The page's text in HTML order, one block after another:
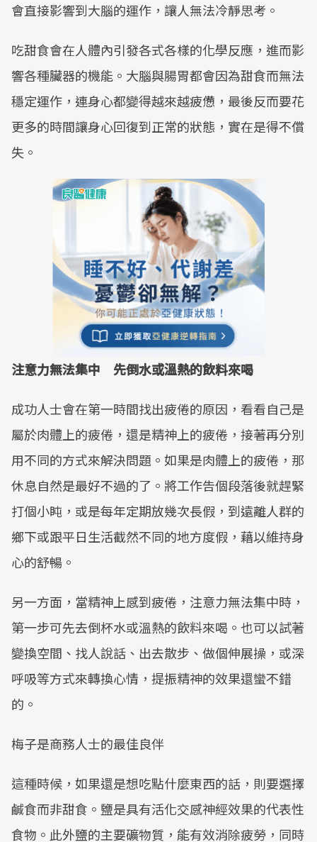
會直接影響到大腦的運作，讓人無法冷靜思考。
吃甜食會在人體內引發各式各樣的化學反應，進而影
響各種臟器的機能。大腦與腸胃都會因為甜食而無法
穩定運作，連身心都變得越來越疲憊，最後反而要花
更多的時間讓身心回復到正常的狀態，實在是得不償
失。
注意力無法集中 先倒水或溫熱的飲料來喝
成功人士會在第一時間找出疲倦的原因，看看自己是
屬於肉體上的疲倦，還是精神上的疲倦，接著再分別
用不同的方式來解決問題。如果是肉體上的疲倦，那
休息自然是最好不過的了。將工作告個段落後就趕緊
打個小盹，或是每年定期放幾次長假，到遠離人群的
鄉下或跟平日生活截然不同的地方度假，藉以維持身
心的舒暢。
另一方面，當精神上感到疲倦，注意力無法集中時，
第一步可先去倒杯水或溫熱的飲料來喝。也可以試著
變換空間、找人說話、出去散步、做個伸展操，或深
呼吸等方式來轉換心情，提振精神的效果還蠻不錯
的。
梅子是商務人士的最佳良伴
這種時候，如果還是想吃點什麼東西的話，則要選擇
鹹食而非甜食。鹽是具有活化交感神經效果的代表性
食物。此外鹽的主要礦物質，能有效消除疲勞，同時